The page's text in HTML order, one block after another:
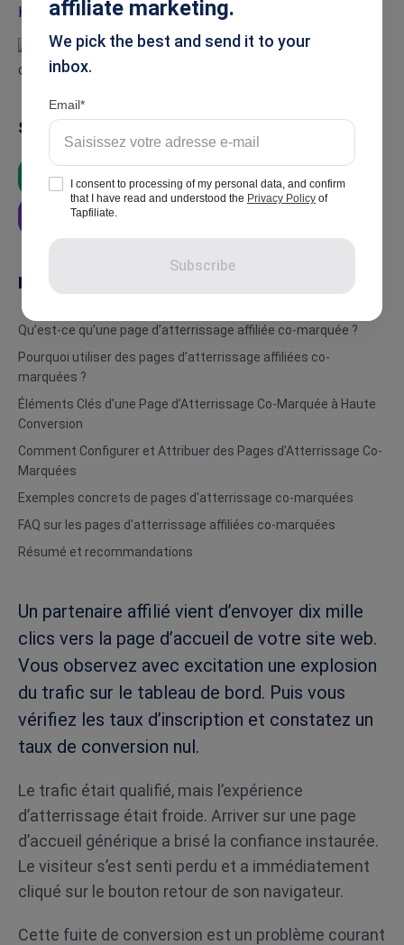
Summarise
ChatGPT Google AI Grok
Perplexity
In this article
Qu’est-ce qu’une page d’atterrissage affiliée co-marquée ?
Pourquoi utiliser des pages d’atterrissage affiliées co-
marquées ?
Éléments Clés d’une Page d’Atterrissage Co-Marquée à Haute
Conversion
Comment Configurer et Attribuer des Pages d’Atterrissage Co-
Marquées
Exemples concrets de pages d'atterrissage co-marquées
FAQ sur les pages d'atterrissage affiliées co-marquées
Résumé et recommandations
Un partenaire affilié vient d’envoyer dix mille
clics vers la page d’accueil de votre site web.
Vous observez avec excitation une explosion
du trafic sur le tableau de bord. Puis vous
vérifiez les taux d’inscription et constatez un
taux de conversion nul.
Le trafic était qualifié, mais l’expérience
d’atterrissage était froide. Arriver sur une page
d’accueil générique a brisé la confiance instaurée.
Le visiteur s’est senti perdu et a immédiatement
cliqué sur le bouton retour de son navigateur.
Cette fuite de conversion est un problème courant
affiliate marketing.
We pick the best and send it to your
inbox.
Email
I consent to processing of my personal data, and confirm
that I have read and understood the Privacy Policy of
Tapfiliate.
Subscribe